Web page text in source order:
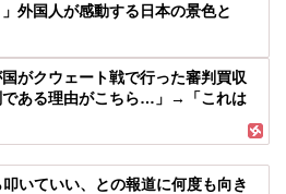
外国人が感動する日本の景色と
がクウェート戦で行った審判買収
である理由がこちら…」→「これは
いていい、との報道に何度も向き